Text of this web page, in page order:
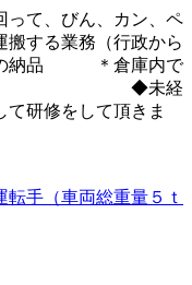
って、びん、カン、ペ
する業務（行政から
の納品 ＊倉庫内で
業 ◆未経
研修をして頂きま
手（車両総重量５ｔ